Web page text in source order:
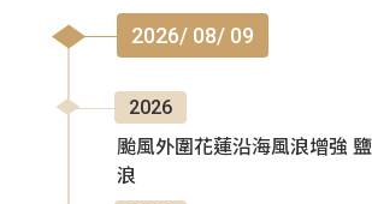
2026/ 08/ 09
2026
颱風外圍花蓮沿海風浪增強
浪